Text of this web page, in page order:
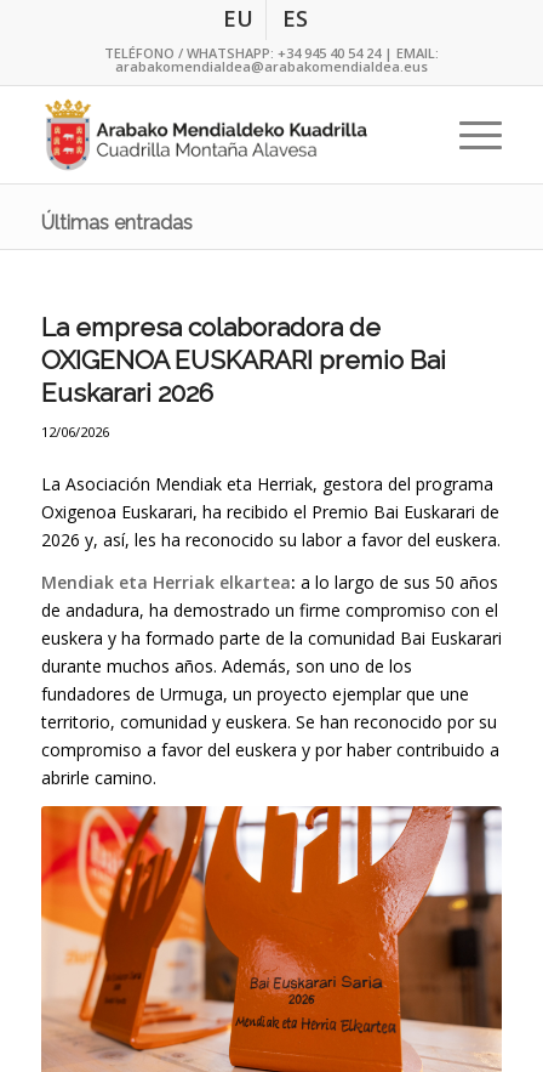
EU ES
TELÉFONO / WHATSHAPP: +34 945 40 54 24| EMAIL:
arabakomendialdea@arabakomendialdea.eus
Últimas entradas
La empresa colaboradora de
OXIGENOA EUSKARARI premio Bai
Euskarari 2026
12/06/2026
La Asociación Mendiak eta Herriak, gestora del programa
Oxigenoa Euskarari, ha recibido el Premio Bai Euskarari de
2026 y, así, les ha reconocido su labor a favor del euskera.
Mendiak eta Herriak elkartea: a lo largo de sus 50 años
de andadura, ha demostrado un firme compromiso con el
euskera y ha formado parte de la comunidad Bai Euskarari
durante muchos años. Además, son uno de los
fundadores de Urmuga, un proyecto ejemplar que une
territorio, comunidad y euskera. Se han reconocido por su
compromiso a favor del euskera y por haber contribuido a
abrirle camino.